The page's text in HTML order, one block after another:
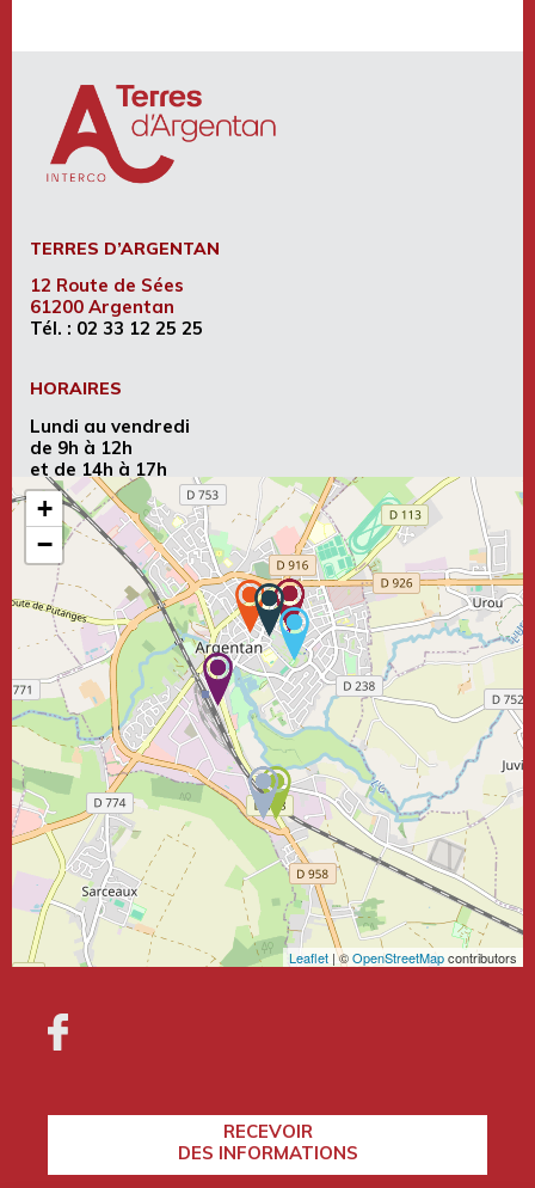
TERRES D’ARGENTAN
12 Route de Sées
61200 Argentan
Tél. : 02 33 12 25 25
HORAIRES
Lundi au vendredi
de 9h à 12h
et de 14h à 17h
+
−
Leaflet | ©OpenStreetMapcontributors
RECEVOIR
DES INFORMATIONS